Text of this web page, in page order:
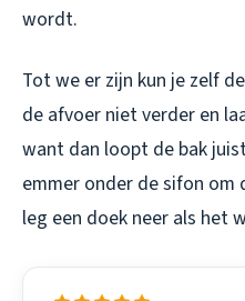
wordt.
Tot we er zijn kun je zelf
de afvoer niet verder en
want dan loopt de bak
emmer onder de sifon om
leg een doek neer als het